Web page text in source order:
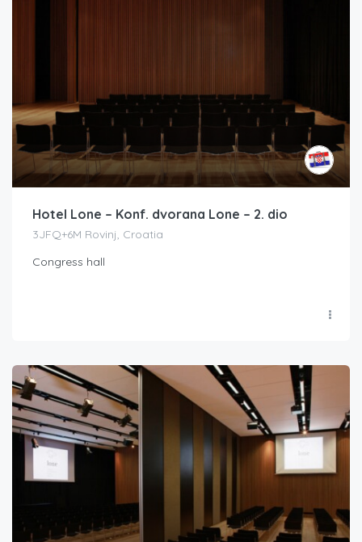
Hotel Lone – Konf. dvorana Lone – 2. dio
3JFQ+6M Rovinj, Croatia
Congress hall